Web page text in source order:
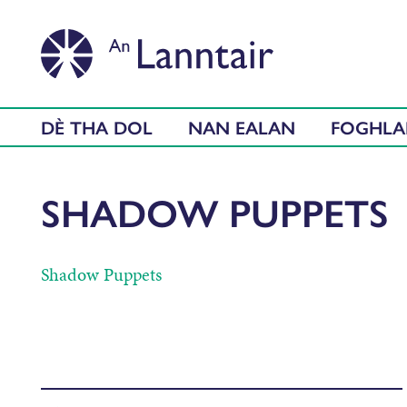
DÈ THA DOL NAN EALAN
SHADOW PUPPETS
Shadow Puppets